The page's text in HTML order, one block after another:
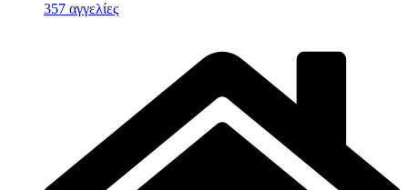
357 αγγελίες